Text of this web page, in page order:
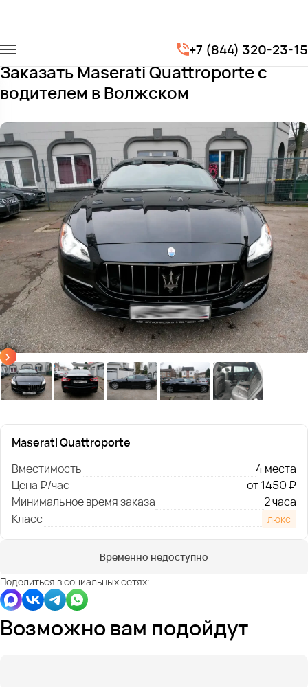
+7 (844) 320-23-15
Легковые автомобили
Maserati Quattroporte
Заказать Maserati Quattroporte с
водителем в Волжском
Maserati Quattroporte
Вместимость
4 места
Цена ₽/час
от 1450 ₽
Минимальное время заказа
2 часа
Класс
люкс
Временно недоступно
Поделиться в социальных сетях:
Возможно вам подойдут